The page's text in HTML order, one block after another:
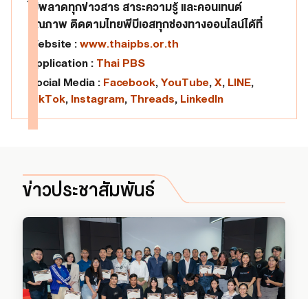
ไม่พลาดทุกข่าวสาร สาระความรู้ และคอนเทนต์
คุณภาพ ติดตามไทยพีบีเอสทุกช่องทางออนไลน์ได้ที่
Website : www.thaipbs.or.th
Application : Thai PBS
Social Media : Facebook, YouTube, X, LINE,
TikTok, Instagram, Threads, LinkedIn
ข่าวประชาสัมพันธ์